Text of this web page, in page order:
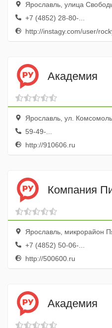
Ярославль, улица
+7 (4852) 28-80-...
http://instagy.com/user/
Академия
Ярославль, ул.
59-49-...
http://910606.ru
Компания
Ярославль, микрорайон
+7 (4852) 50-06-...
http://500600.ru
Академия